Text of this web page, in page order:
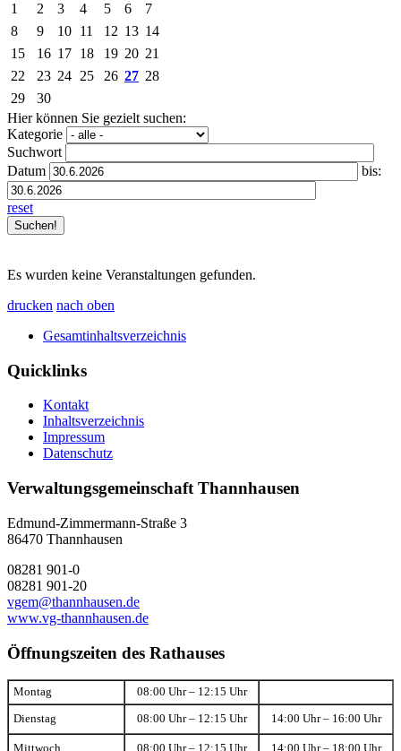
1
2 3 4 5 6
7
8
9 10 11 12 13 14
15
16 17 18 19 20 21
22
23 24 25 26 27 28
29
30
Hier können Sie gezielt suchen:
Kategorie
Suchwort
Datum
bis:
reset
Es wurden keine Veranstaltungen gefunden.
drucken nach oben
Gesamtinhaltsverzeichnis
Quicklinks
Kontakt
Inhaltsverzeichnis
Impressum
Datenschutz
Verwaltungsgemeinschaft Thannhausen
Edmund-Zimmermann-Straße 3
86470 Thannhausen
08281 901-0
08281 901-20
vgem@thannhausen.de
www.vg-thannhausen.de
Öffnungszeiten des Rathauses
Montag 08:00 Uhr – 12:15 Uhr
Dienstag 08:00 Uhr – 12:15 Uhr 14:00 Uhr – 16:00 Uhr